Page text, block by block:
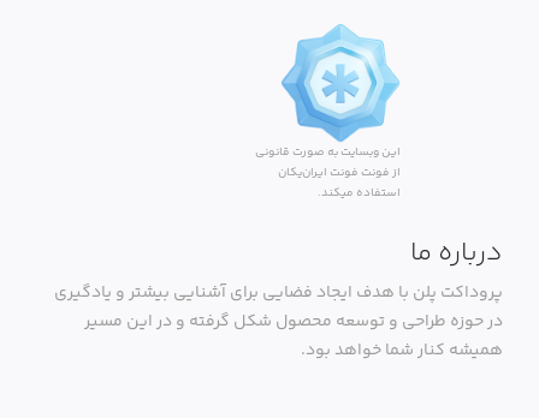
درباره ما
پروداکت پلن با هدف ایجاد فضایی برای آشنایی بیشتر و یادگیری
در حوزه طراحی و توسعه محصول شکل گرفته و در این مسیر
همیشه کنار شما خواهد بود.
این وبسایت به صورت قانونی
از فونت فونت ایران‌یکان
استفاده میکند.